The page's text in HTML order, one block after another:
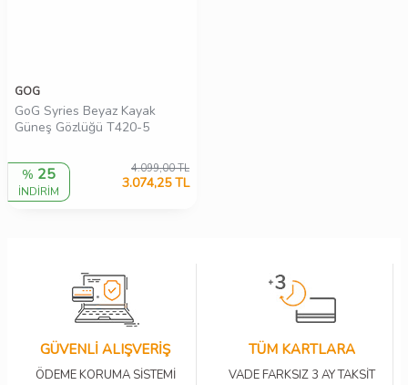
GOG
GoG Syries Beyaz Kayak
Güneş Gözlüğü T420-5
% 25
İNDİRİM
4.099,00TL
3.074,25TL
GÜVENLİ ALIŞVERİŞ
ÖDEME KORUMA SİSTEMİ
TÜM KARTLARA
VADE FARKSIZ 3 AY TAKSİT